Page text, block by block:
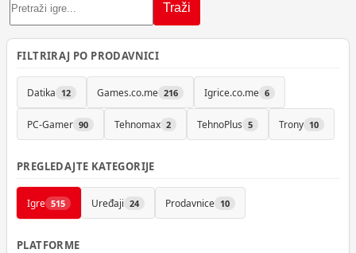
Traži
FILTRIRAJ PO PRODAVNICI
Datika 12 Games.co.me 216 Igrice.co.me 6
PC-Gamer 90 Tehnomax 2 TehnoPlus 5 Trony 10
PREGLEDAJTE KATEGORIJE
Igre 515 Uređaji 24 Prodavnice 10
PLATFORME